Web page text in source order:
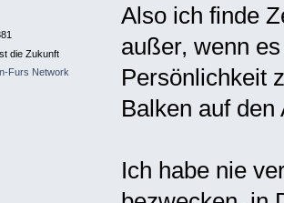
die Zukunft
Also ich finde
außer, wenn
Persönlichkeit
Balken auf den
Ich habe nie